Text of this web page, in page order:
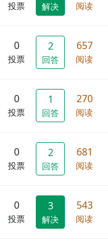
投票 解决 阅读
0
投票
2
回答
657
阅读
0
投票
1
回答
270
阅读
0
投票
2
回答
681
阅读
0
投票
3
解决
543
阅读